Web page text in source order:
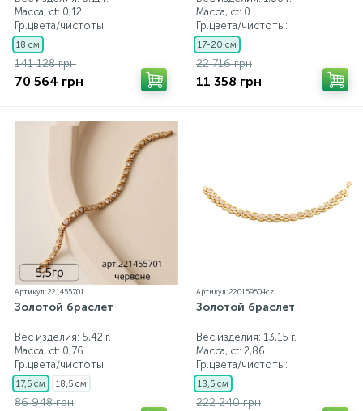
Масса, ct: 0,12
Гр.цвета/чистоты:
18 см
141 128 грн
70 564 грн
Масса, ct: 0
Гр.цвета/чистоты:
17-20 см
22 716 грн
11 358 грн
Артикул: 221455701
Золотой браслет
Вес изделия: 5,42 г.
Масса, ct: 0,76
Гр.цвета/чистоты:
17,5 см 18,5 см
86 948 грн
Артикул: 220159504cz
Золотой браслет
Вес изделия: 13,15 г.
Масса, ct: 2,86
Гр.цвета/чистоты:
18,5 см
222 240 грн